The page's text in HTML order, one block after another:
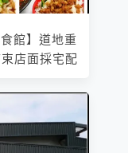
館】道地重
店面採宅配